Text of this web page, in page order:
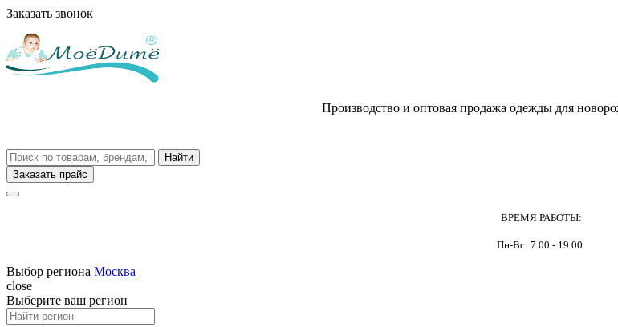
Заказать звонок
Производство и оптовая продажа одежды для
Заказать прайс
ВРЕМЯ РАБОТЫ:
Пн-Вс: 7.00 - 19.00
Выбор региона Москва
close
Выберите ваш регион